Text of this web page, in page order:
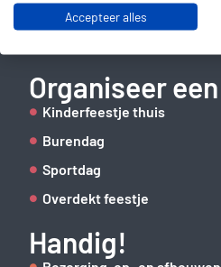
info@verhuurbrigade.nl
Organiseer een
Kinderfeestje thuis
Burendag
Sportdag
Overdekt feestje
Handig!
Accepteer alles